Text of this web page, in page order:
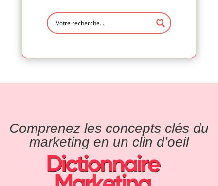
Comprenez les concepts clés du
marketing en un clin d’oeil